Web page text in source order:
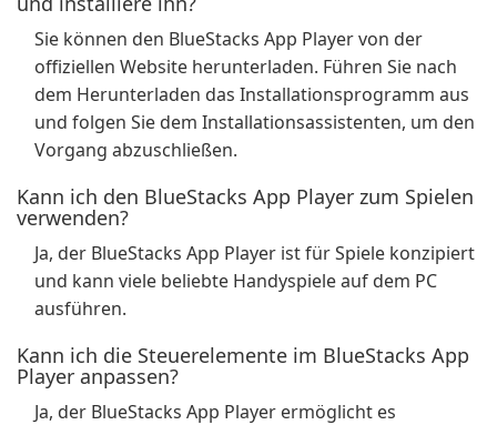
Sie können den BlueStacks App Player von der
offiziellen Website herunterladen. Führen Sie nach
dem Herunterladen das Installationsprogramm aus
und folgen Sie dem Installationsassistenten, um den
Vorgang abzuschließen.
Kann ich den BlueStacks App Player zum Spielen
verwenden?
Ja, der BlueStacks App Player ist für Spiele konzipiert
und kann viele beliebte Handyspiele auf dem PC
ausführen.
Kann ich die Steuerelemente im BlueStacks App
Player anpassen?
Ja, der BlueStacks App Player ermöglicht es